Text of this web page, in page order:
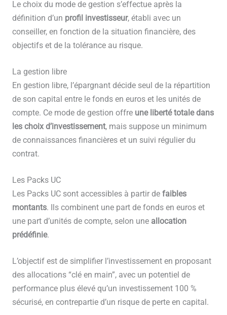
Le choix du mode de gestion s’effectue après la
définition d’un profil investisseur, établi avec un
conseiller, en fonction de la situation financière, des
objectifs et de la tolérance au risque.
La gestion libre
En gestion libre, l’épargnant décide seul de la répartition
de son capital entre le fonds en euros et les unités de
compte. Ce mode de gestion offre une liberté totale dans
les choix d’investissement, mais suppose un minimum
de connaissances financières et un suivi régulier du
contrat.
Les Packs UC
Les Packs UC sont accessibles à partir de faibles
montants. Ils combinent une part de fonds en euros et
une part d’unités de compte, selon une allocation
prédéfinie.
L’objectif est de simplifier l’investissement en proposant
des allocations “clé en main”, avec un potentiel de
performance plus élevé qu’un investissement 100 %
sécurisé, en contrepartie d’un risque de perte en capital.